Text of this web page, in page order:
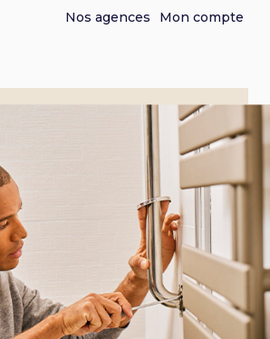
Nos agences Mon compte